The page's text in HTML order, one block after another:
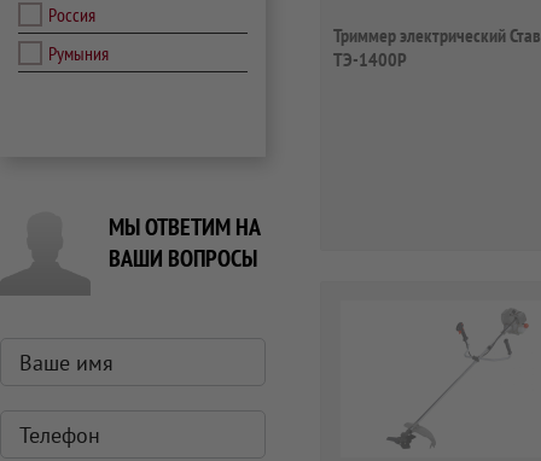
Россия
Румыния
МЫ ОТВЕТИМ НА
ВАШИ ВОПРОСЫ
Триммер электрический
ТЭ-1400Р